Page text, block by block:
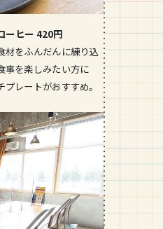
ーヒー 420円
材をふんだんに練り込
事を楽しみたい方に
レートがおすすめ。